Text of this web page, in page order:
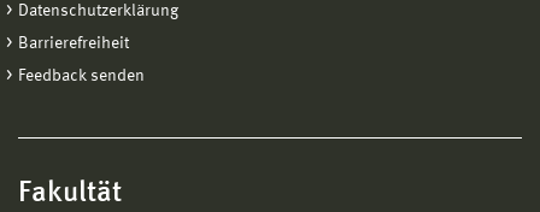
Datenschutzerklärung
Barrierefreiheit
Feedback senden
Fakultät